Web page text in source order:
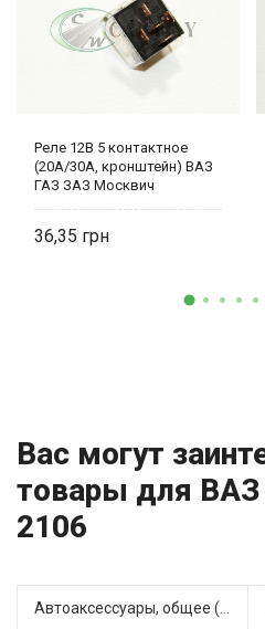
Реле 12В 5 контактное
(20А/30А, кронштейн) ВАЗ
ГАЗ ЗАЗ Москвич
36,35
Вас могут
товары для ВАЗ
2106
Автоаксессуары, общее (1)